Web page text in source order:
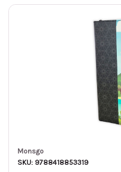
Monsgo
SKU: 9788418853319